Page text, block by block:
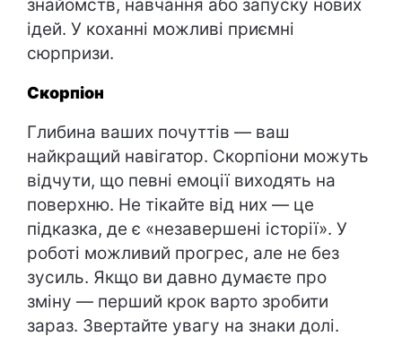
знайомств, навчання або запуску нових
ідей. У коханні можливі приємні
сюрпризи.
Скорпіон
Глибина ваших почуттів — ваш
найкращий навігатор. Скорпіони можуть
відчути, що певні емоції виходять на
поверхню. Не тікайте від них — це
підказка, де є «незавершені історії». У
роботі можливий прогрес, але не без
зусиль. Якщо ви давно думаєте про
зміну — перший крок варто зробити
зараз. Звертайте увагу на знаки долі.